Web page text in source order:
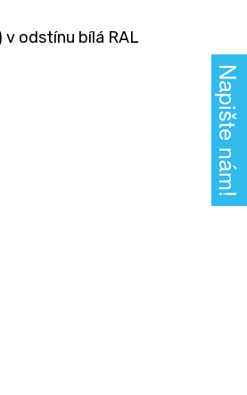
v odstínu bílá RAL
Napište nám!